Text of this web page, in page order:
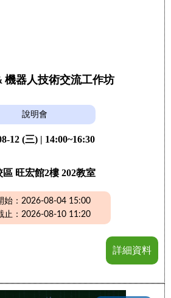
機器人技術交流工作坊
說明會
12 (三) | 14:00~16:30
區 旺宏館2樓 202教室
始：2026-08-04 15:00
止：2026-08-10 11:20
詳細資料